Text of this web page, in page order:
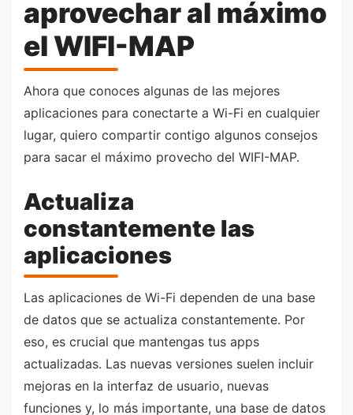
aprovechar al máximo
el WIFI-MAP
Ahora que conoces algunas de las mejores
aplicaciones para conectarte a Wi-Fi en cualquier
lugar, quiero compartir contigo algunos consejos
para sacar el máximo provecho del WIFI-MAP.
Actualiza
constantemente las
aplicaciones
Las aplicaciones de Wi-Fi dependen de una base
de datos que se actualiza constantemente. Por
eso, es crucial que mantengas tus apps
actualizadas. Las nuevas versiones suelen incluir
mejoras en la interfaz de usuario, nuevas
funciones y, lo más importante, una base de datos